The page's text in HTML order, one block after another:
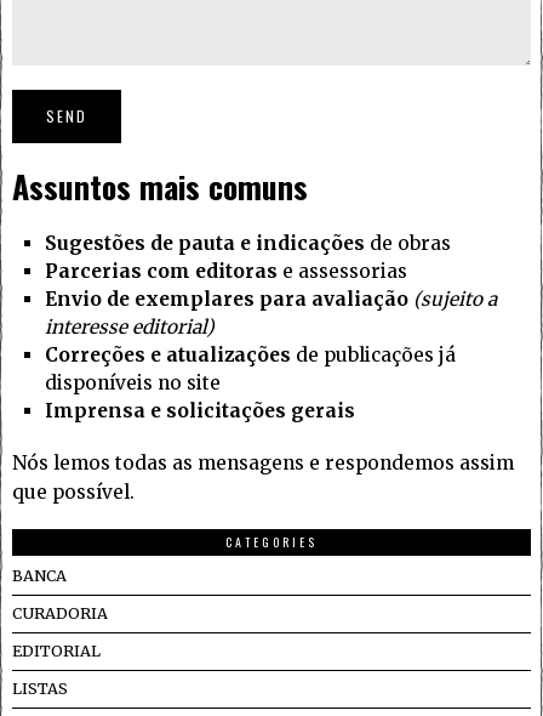
Assuntos mais comuns
Sugestões de pauta e indicações de obras
Parcerias com editoras e assessorias
Envio de exemplares para avaliação (sujeito a
interesse editorial)
Correções e atualizações de publicações já
disponíveis no site
Imprensa e solicitações gerais
Nós lemos todas as mensagens e respondemos assim
que possível.
CATEGORIES
BANCA
CURADORIA
EDITORIAL
LISTAS